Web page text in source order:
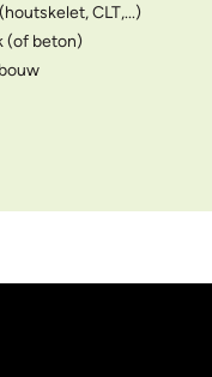
CLT,...)
(of beton)